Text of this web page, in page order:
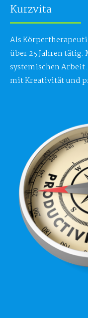
Kurzvita
Als
über 25 Jahren
systemischen
mit Kreativität und